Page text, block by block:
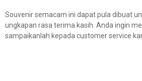
Souvenir semacam ini dapat pula dibuat
ungkapan rasa terima kasih. Anda ingin
sampaikanlah kepada customer service